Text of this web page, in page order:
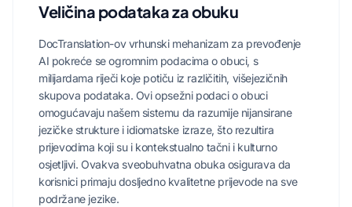
Veličina podataka za obuku
DocTranslation-ov vrhunski mehanizam za prevođenje
AI pokreće se ogromnim podacima o obuci, s
milijardama riječi koje potiču iz različitih, višejezičnih
skupova podataka. Ovi opsežni podaci o obuci
omogućavaju našem sistemu da razumije nijansirane
jezičke strukture i idiomatske izraze, što rezultira
prijevodima koji su i kontekstualno tačni i kulturno
osjetljivi. Ovakva sveobuhvatna obuka osigurava da
korisnici primaju dosljedno kvalitetne prijevode na sve
podržane jezike.